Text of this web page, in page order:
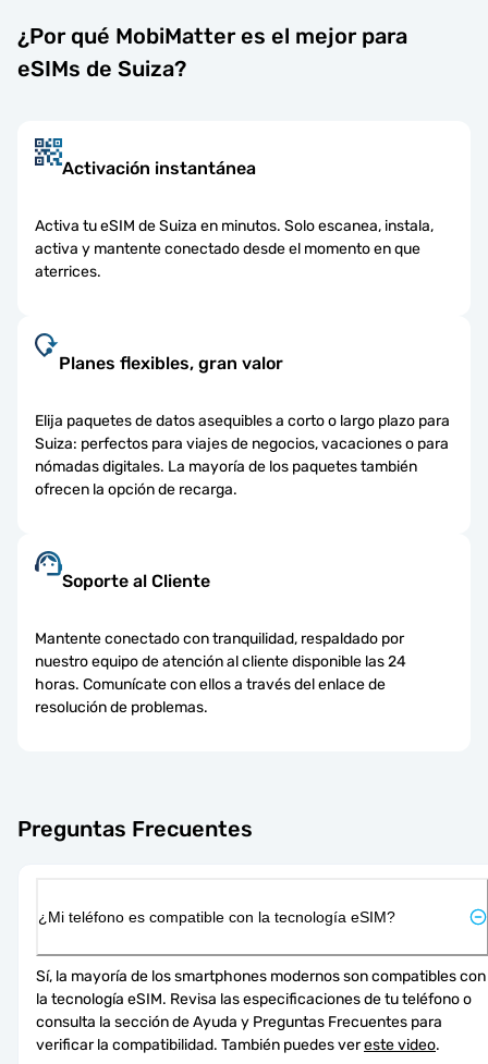
¿Por qué MobiMatter es el mejor para
eSIMs de Suiza?
Activación instantánea
Activa tu eSIM de Suiza en minutos. Solo escanea, instala,
activa y mantente conectado desde el momento en que
aterrices.
Planes flexibles, gran valor
Elija paquetes de datos asequibles a corto o largo plazo para
Suiza: perfectos para viajes de negocios, vacaciones o para
nómadas digitales. La mayoría de los paquetes también
ofrecen la opción de recarga.
Soporte al Cliente
Mantente conectado con tranquilidad, respaldado por
nuestro equipo de atención al cliente disponible las 24
horas. Comunícate con ellos a través del enlace de
resolución de problemas.
Preguntas Frecuentes
¿Mi teléfono es compatible con la tecnología eSIM?
Sí, la mayoría de los smartphones modernos son compatibles con
la tecnología eSIM. Revisa las especificaciones de tu teléfono o
consulta la sección de Ayuda y Preguntas Frecuentes para
verificar la compatibilidad. También puedes ver este video.